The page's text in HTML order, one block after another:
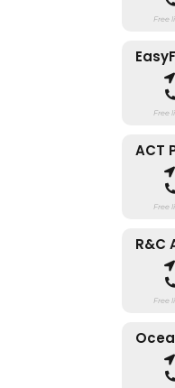
Free
Free
ACT
Free
R&C
Free